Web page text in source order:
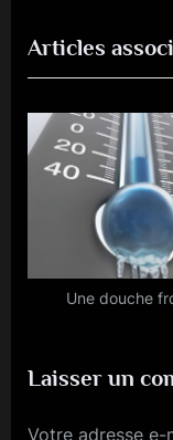
l’article
v
i
o
u
s
x
t
P
o
s
t
Articles
Une douche
Laisser un
Votre adresse e-